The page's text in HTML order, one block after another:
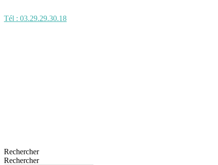
Tél : 03.29.29.30.18
Rechercher
Rechercher